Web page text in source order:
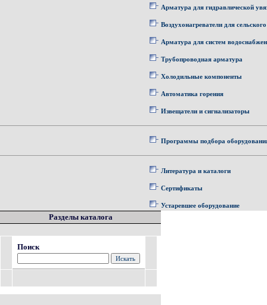
Арматура для гидравлической
Воздухонагреватели для
Арматура для систем
Трубопроводная арматура
Холодильные компоненты
Автоматика горения
Извещатели и сигнализаторы
Программы подбора
Литература и каталоги
Сертификаты
Устаревшее оборудование
Разделы каталога
Поиск